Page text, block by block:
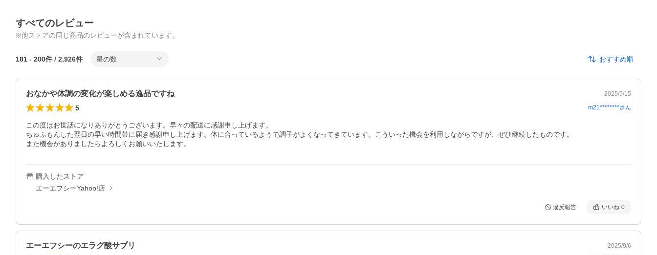
すべてのレビュー
※他ストアの同じ商品のレビューが含まれています。
181 - 200件 / 2,926件 星の数 おすすめ順
おなかや体調の変化が楽しめる逸品ですね 2025/9/15
5 m21********さん
この度はお世話になりありがとうございます。早々の配送に感謝申し上げます。
ちゅふもんした翌日の早い時間帯に届き感謝申し上げます。体に合っているようで調子がよくなってきています。こういった機会を利用しながらですが、ぜひ継続したものです。
また機会がありましたらよろしくお願いいたします。
購入したストア
エーエフシーYahoo!店
違反報告 いいね 0
エーエフシーのエラグ酸サプリ 2025/9/6